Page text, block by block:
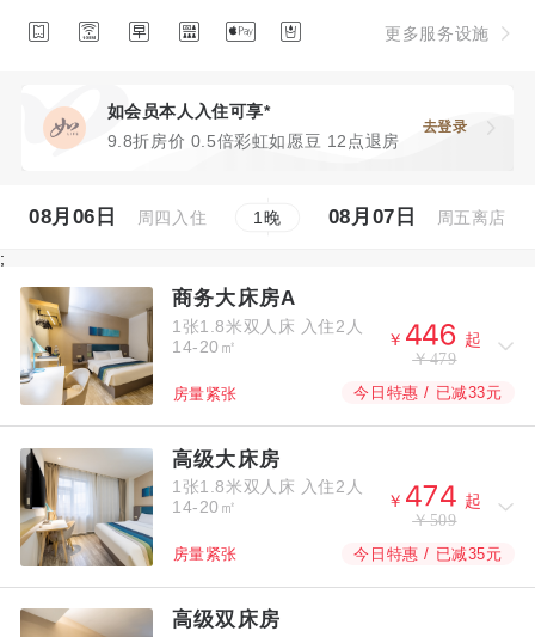
      更多服务设施
如会员本人入住可享*
9.8折房价 0.5倍彩虹如愿豆 12点退房
去登录
08月06日 周四入住 1晚 08月07日 周五离店
;
商务大床房A
1张1.8米双人床 入住2人
14-20㎡
￥  起
￥479
房量紧张 今日特惠 / 已减33元
高级大床房
1张1.8米双人床 入住2人
14-20㎡
￥   起
￥509
房量紧张 今日特惠 / 已减35元
高级双床房